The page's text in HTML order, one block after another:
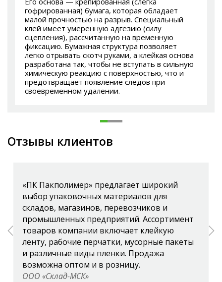
гофрированная) бумага, которая обладает
малой прочностью на разрыв. Специальный
клей имеет умеренную адгезию (силу
сцепления), рассчитанную на временную
фиксацию. Бумажная структура позволяет
легко отрывать скотч руками, а клейкая основа
разработана так, чтобы не вступать в сильную
химическую реакцию с поверхностью, что и
предотвращает появление следов при
своевременном удалении.
Отзывы клиентов
«ПК Пакполимер» предлагает широкий
выбор упаковочных материалов для
складов, магазинов, перевозчиков и
промышленных предприятий. Ассортимент
товаров компании включает клейкую
ленту, рабочие перчатки, мусорные пакеты
и различные виды пленки. Продажа
возможна оптом и в розницу.
ООО «Склад-МСК»